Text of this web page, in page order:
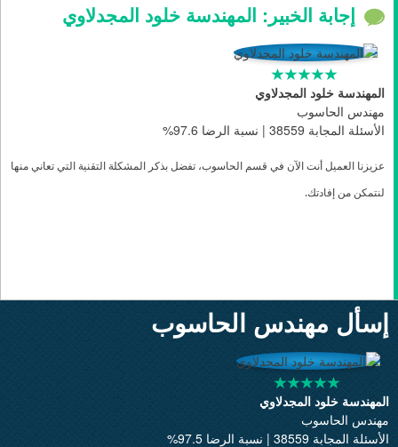
إجابة الخبير: المهندسة خلود المجدلاوي
المهندسة خلود المجدلاوي
مهندس الحاسوب
الأسئلة المجابة 38559 | نسبة الرضا 97.6%
عزيزنا العميل أنت الآن في قسم الحاسوب، تفضل بذكر المشكلة التقنية التي تعاني منها
لنتمكن من إفادتك.
إسأل مهندس الحاسوب
المهندسة خلود المجدلاوي
مهندس الحاسوب
الأسئلة المجابة 38559 | نسبة الرضا 97.5%